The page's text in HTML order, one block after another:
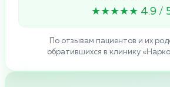
★★★★★ 4.9 /
По отзывам пациентов и их
обратившихся в клинику